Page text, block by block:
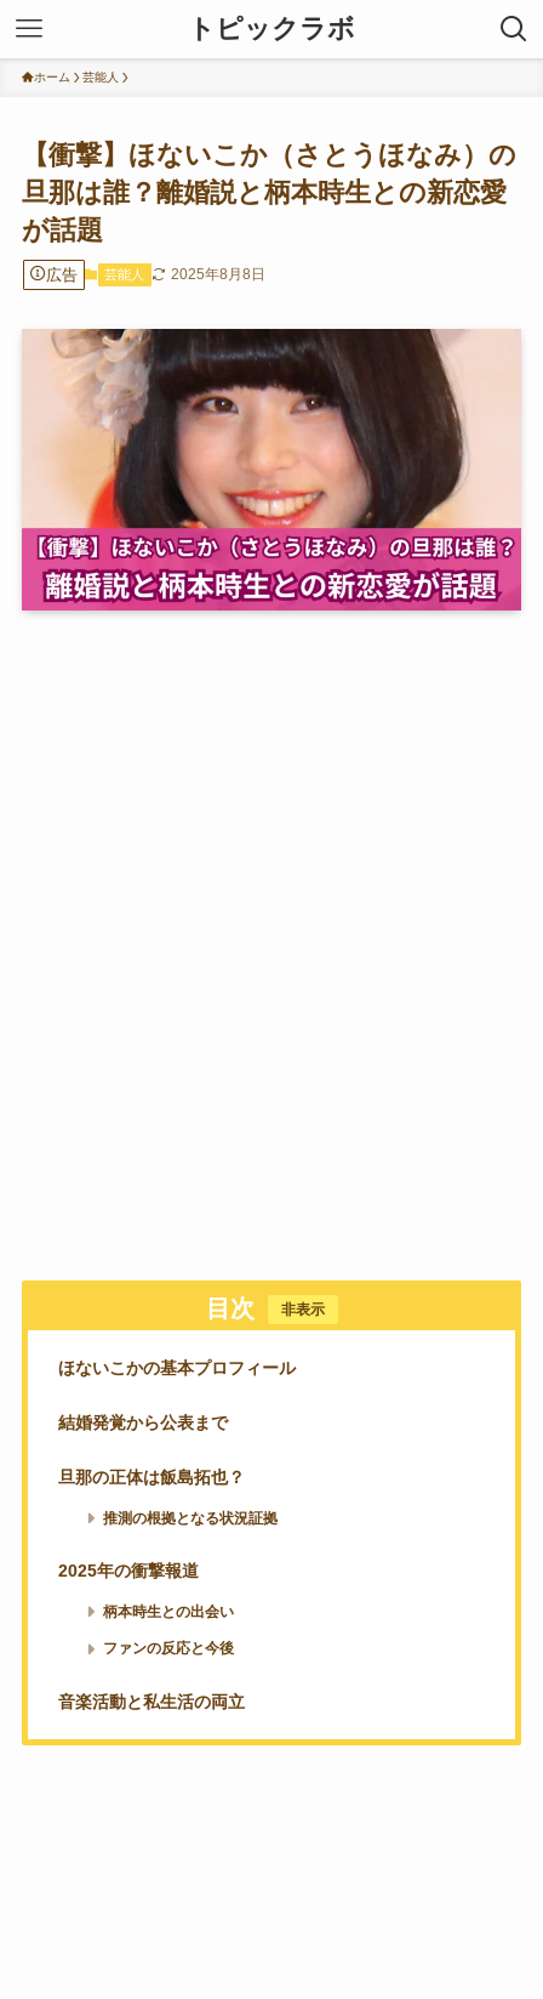
トピックラボ
ホーム 芸能人
【衝撃】ほないこか（さとうほなみ）の
旦那は誰？離婚説と柄本時生との新恋愛
が話題
広告 芸能人 2025年8月8日
目次 非表示]
ほないこかの基本プロフィール
結婚発覚から公表まで
旦那の正体は飯島拓也？
推測の根拠となる状況証拠
2025年の衝撃報道
柄本時生との出会い
ファンの反応と今後
音楽活動と私生活の両立